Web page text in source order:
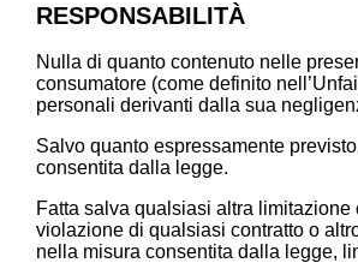
RESPONSABILITÀ
Nulla di quanto contenuto nelle
consumatore (come definito
personali derivanti dalla sua
Salvo quanto espressamente
consentita dalla legge.
Fatta salva qualsiasi altra
violazione di qualsiasi contratto o
nella misura consentita dalla legge,